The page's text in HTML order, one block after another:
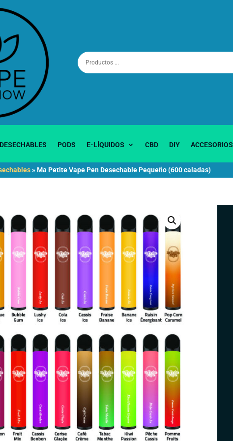
DESECHABLES PODS E-LÍQUIDOS CBD DIY ACCESORIOS
»Ma Petite Vape Pen Desechable Pequeño (600 caladas)